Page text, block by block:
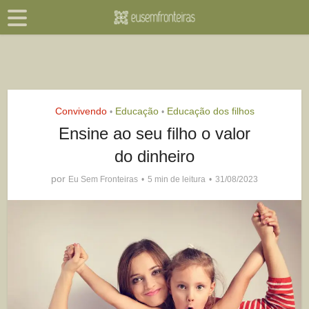
Convivendo • Educação • Educação dos filhos
Ensine ao seu filho o valor
do dinheiro
por Eu Sem Fronteiras 5 min de leitura 31/08/2023